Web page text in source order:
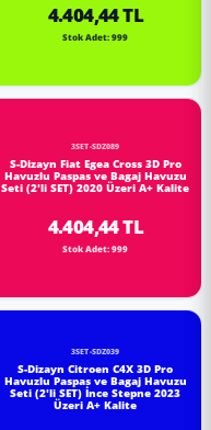
4.404,44 TL
Stok Adet: 999
3SET-SDZ089
S-Dizayn Fiat Egea Cross 3D Pro
Havuzlu Paspas ve Bagaj Havuzu
Seti (2'li SET) 2020 Üzeri A+ Kalite
4.404,44 TL
Stok Adet: 999
3SET-SDZ039
S-Dizayn Citroen C4X 3D Pro
Havuzlu Paspas ve Bagaj Havuzu
Seti (2'li SET) İnce Stepne 2023
Üzeri A+ Kalite